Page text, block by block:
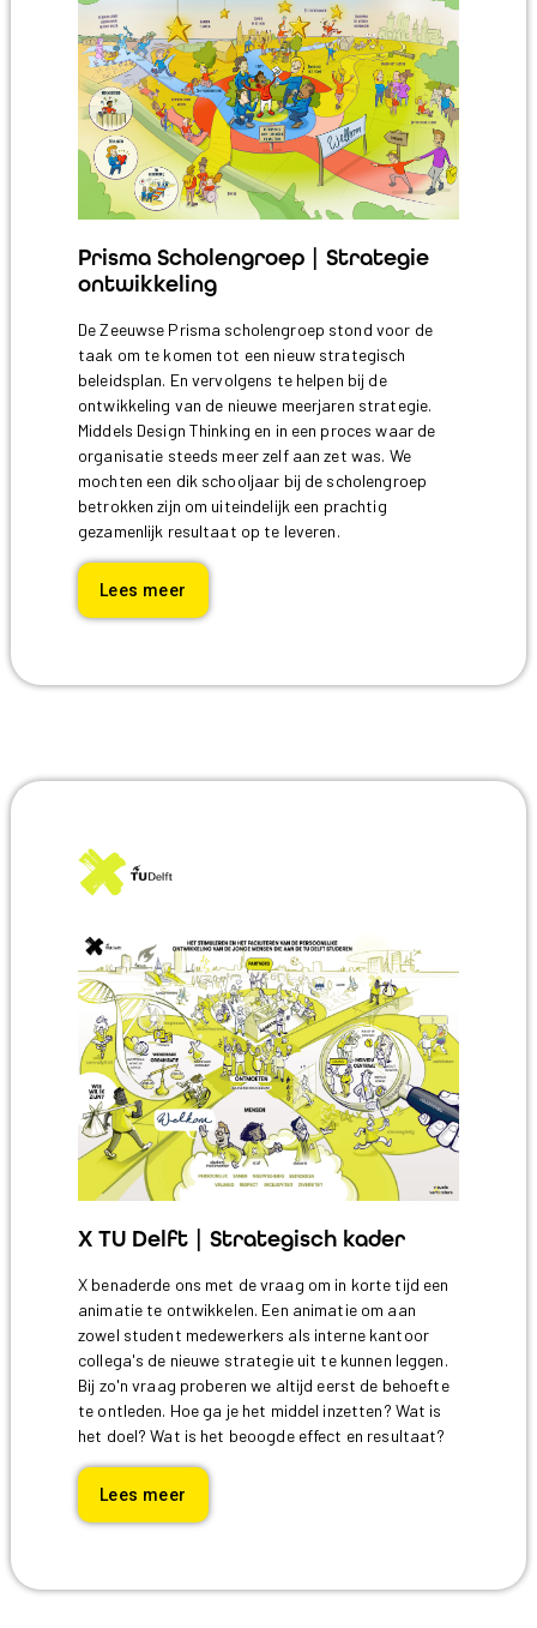
Prisma Scholengroep | Strategie
ontwikkeling
De Zeeuwse Prisma scholengroep stond voor de
taak om te komen tot een nieuw strategisch
beleidsplan. En vervolgens te helpen bij de
ontwikkeling van de nieuwe meerjaren strategie.
Middels Design Thinking en in een proces waar de
organisatie steeds meer zelf aan zet was. We
mochten een dik schooljaar bij de scholengroep
betrokken zijn om uiteindelijk een prachtig
gezamenlijk resultaat op te leveren.
Lees meer
X TU Delft | Strategisch kader
X benaderde ons met de vraag om in korte tijd een
animatie te ontwikkelen. Een animatie om aan
zowel student medewerkers als interne kantoor
collega's de nieuwe strategie uit te kunnen leggen.
Bij zo'n vraag proberen we altijd eerst de behoefte
te ontleden. Hoe ga je het middel inzetten? Wat is
het doel? Wat is het beoogde effect en resultaat?
Lees meer